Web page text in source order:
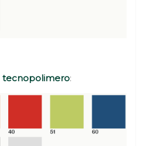
tecnopolimero: